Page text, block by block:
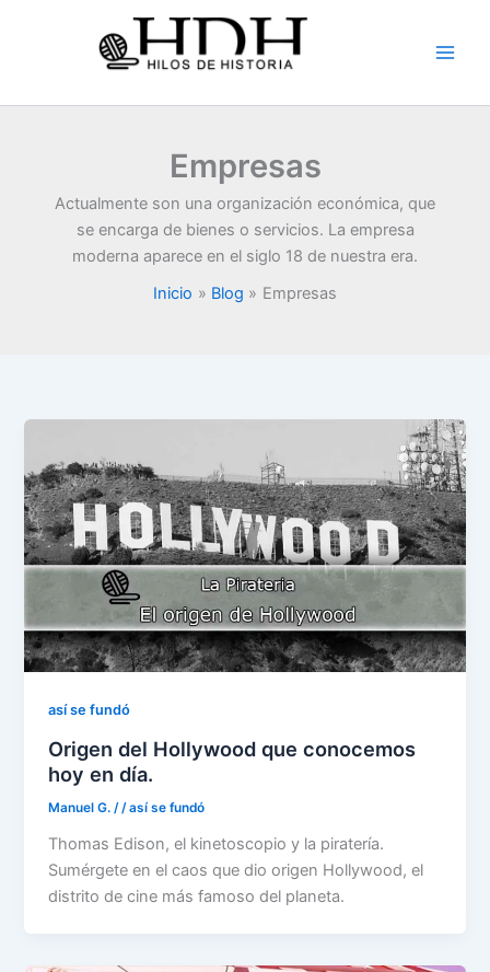
Empresas
Actualmente son una organización económica, que
se encarga de bienes o servicios. La empresa
moderna aparece en el siglo 18 de nuestra era.
Inicio
Blog Empresas
así se fundó
Origen del Hollywood que conocemos
hoy en día.
Manuel G.//así se fundó
Thomas Edison, el kinetoscopio y la piratería.
Sumérgete en el caos que dio origen Hollywood, el
distrito de cine más famoso del planeta.